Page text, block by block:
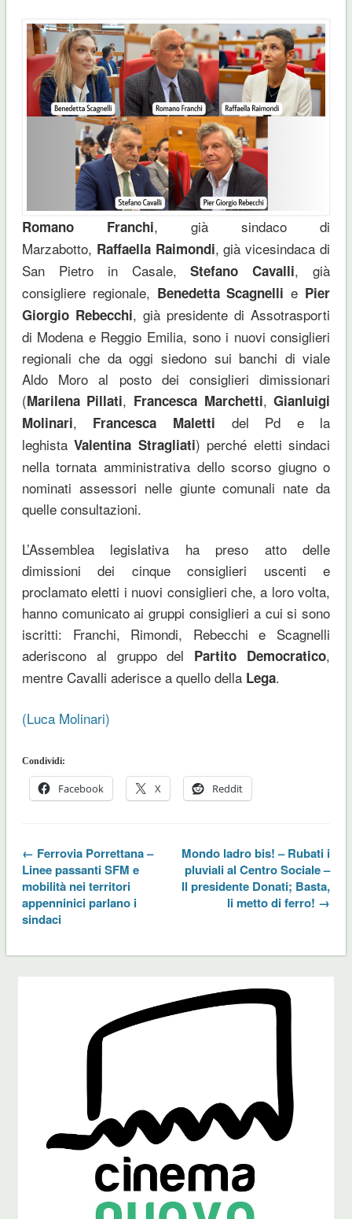
Romano Franchi, già sindaco di
Marzabotto, Raffaella Raimondi, già vicesindaca di
San Pietro in Casale,Stefano Cavalli, già
consigliere regionale, Benedetta Scagnellie Pier
Giorgio Rebecchi, già presidente di Assotrasporti
di Modena e Reggio Emilia, sono i nuovi consiglieri
regionali che da oggi siedono sui banchi di viale
Aldo Moro al posto dei consiglieri dimissionari
(Marilena Pillati, Francesca Marchetti,Gianluigi
Molinari, Francesca Maletti del Pd e la
leghistaValentina Stragliati) perché eletti sindaci
nella tornata amministrativa dello scorso giugno o
nominati assessori nelle giunte comunali nate da
quelle consultazioni.
L’Assemblea legislativa ha preso atto delle
dimissioni dei cinque consiglieri uscenti e
proclamato eletti i nuovi consiglieri che, a loro volta,
hanno comunicato ai gruppi consiglieri a cui si sono
iscritti: Franchi, Rimondi, Rebecchi e Scagnelli
aderiscono al gruppo del Partito Democratico,
mentre Cavalli aderisce a quello dellaLega.
(Luca Molinari)
Condividi:
Facebook X Reddit
← Ferrovia Porrettana –
Linee passanti SFM e
mobilità nei territori
appenninici parlano i
sindaci
Mondo ladro bis! – Rubati i
pluviali al Centro Sociale –
Il presidente Donati; Basta,
li metto di ferro! →